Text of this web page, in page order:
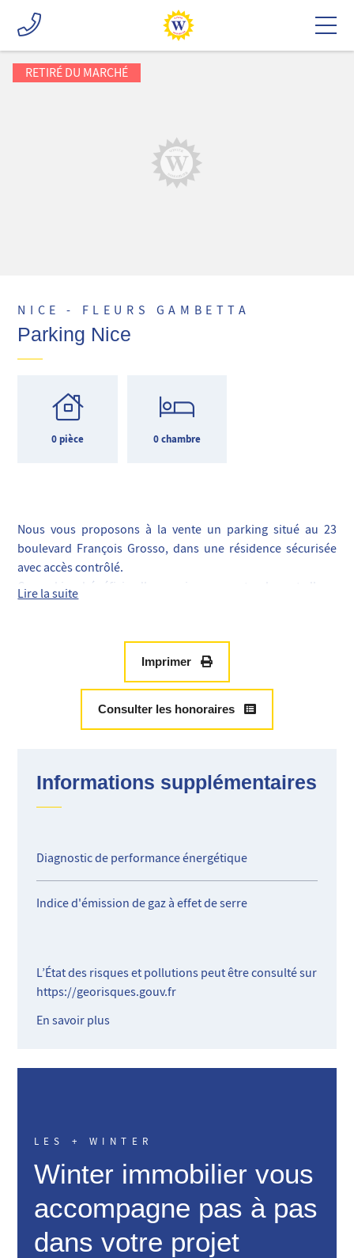
RETIRÉ DU MARCHÉ
NICE - FLEURS GAMBETTA
Parking Nice
0 pièce 0 chambre
Nous vous proposons à la vente un parking situé au 23
boulevard François Grosso, dans une résidence sécurisée
avec accès contrôlé.
Ce parking bénéficie d'un environnement calme et d'une
sérénité dans ce secteur recherché.
Pour plus d'informations ou pour organiser une visite,
n'hésitez pas à nous contacter.
Lire la suite
Imprimer
Consulter les honoraires
Informations supplémentaires
Diagnostic de performance énergétique
Indice d'émission de gaz à effet de serre
L’État des risques et pollutions peut être consulté sur
https://georisques.gouv.fr
En savoir plus
LES + WINTER
Winter immobilier vous
accompagne pas à pas
dans votre projet